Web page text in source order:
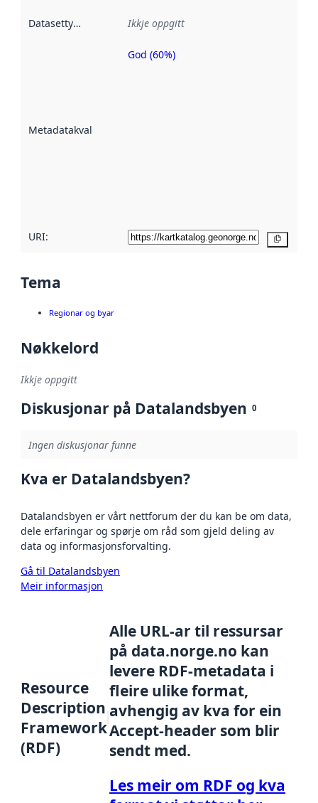
Datasettype Ikkje oppgitt
Metadatakvalitet
Metadatakvalitet
God (60%)
URI:
Tema
Regionar og byar
Nøkkelord
Ikkje oppgitt
Diskusjonar på Datalandsbyen 0
Ingen diskusjonar funne
Kva er Datalandsbyen?
Datalandsbyen er vårt nettforum der du kan be om data,
dele erfaringar og spørje om råd som gjeld deling av
data og informasjonsforvalting.
Gå til Datalandsbyen
Meir informasjon
Resource
Description
Framework
(RDF)
Alle URL-ar til ressursar
på data.norge.no kan
levere RDF-metadata i
fleire ulike format,
avhengig av kva for ein
Accept-header som blir
sendt med.
Les meir om RDF og kva